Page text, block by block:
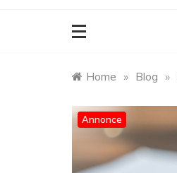
Home » Blog »
Annonce